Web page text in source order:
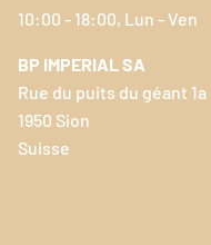
10:00 - 18:00, Lun - Ven
BP IMPERIAL SA
Rue du puits du géant 1a
1950 Sion
Suisse